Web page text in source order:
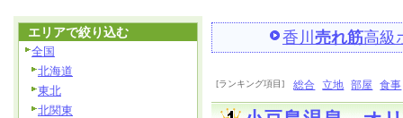
香川 売れ筋高級
[ランキング項目] 総合 立地 部屋 食事
エリアで絞り込む
全国
北海道
東北
北関東